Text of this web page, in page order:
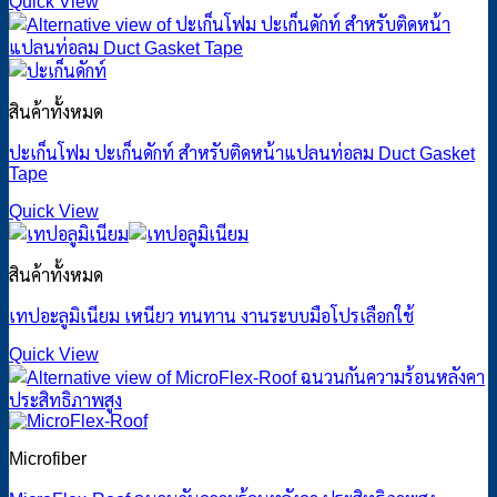
สินค้าทั้งหมด
ปะเก็นโฟม ปะเก็นดักท์ สำหรับติดหน้าแปลนท่อลม Duct Gasket
Tape
Quick View
สินค้าทั้งหมด
เทปอะลูมิเนียม เหนียว ทนทาน งานระบบมือโปรเลือกใช้
Quick View
Microfiber